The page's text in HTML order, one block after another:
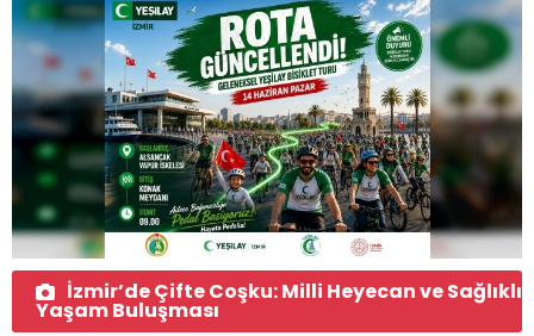
İzmir’de Çifte Coşku: Milli Heyecan ve Sağlıklı
Yaşam Buluşması